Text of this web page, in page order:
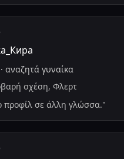
· αναζητά γυναίκα
σχέση, Φλερτ
προφίλ σε άλλη γλώσσα."